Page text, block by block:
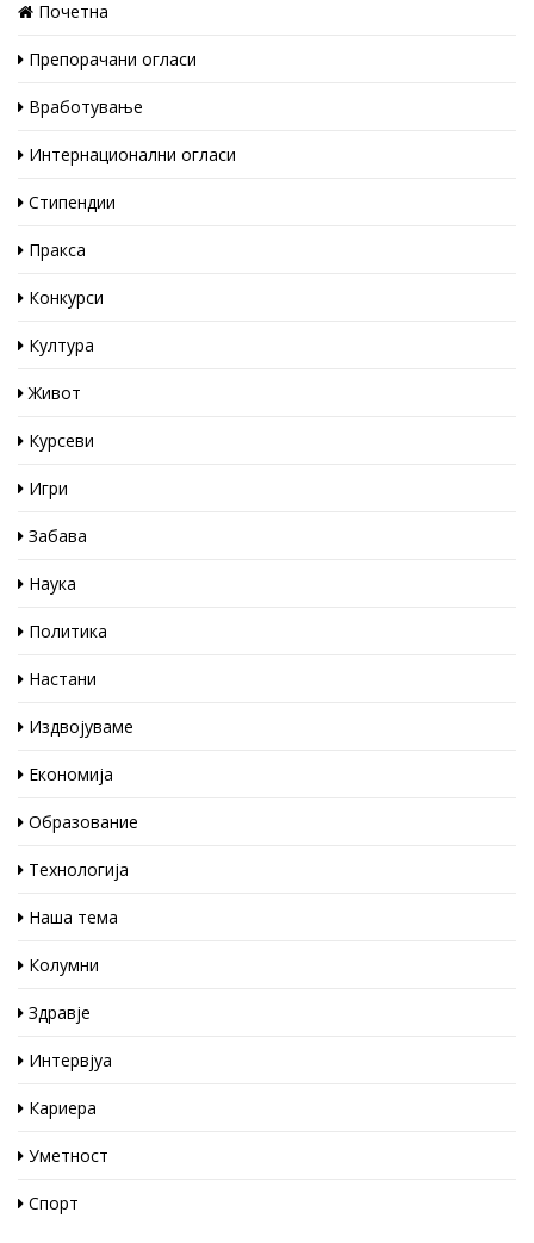
Почетна
Препорачани огласи
Вработување
Интернационални огласи
Стипендии
Пракса
Конкурси
Култура
Живот
Курсеви
Игри
Забава
Наука
Политика
Настани
Издвојуваме
Економија
Образование
Технологија
Наша тема
Колумни
Здравје
Интервјуа
Кариера
Уметност
Спорт